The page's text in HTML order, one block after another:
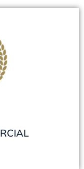
SU
de deudas
vigentes -
Ejecutivos
etc.) -
- Sociedades